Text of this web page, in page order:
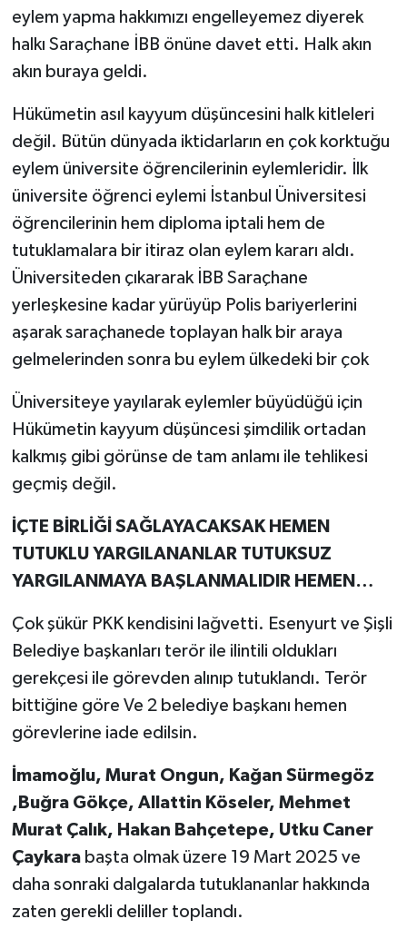
eylem yapma hakkımızı engelleyemez diyerek
halkı Saraçhane İBB önüne davet etti. Halk akın
akın buraya geldi.
Hükümetin asıl kayyum düşüncesini halk kitleleri
değil. Bütün dünyada iktidarların en çok korktuğu
eylem üniversite öğrencilerinin eylemleridir. İlk
üniversite öğrenci eylemi İstanbul Üniversitesi
öğrencilerinin hem diploma iptali hem de
tutuklamalara bir itiraz olan eylem kararı aldı.
Üniversiteden çıkararak İBB Saraçhane
yerleşkesine kadar yürüyüp Polis bariyerlerini
aşarak saraçhanede toplayan halk bir araya
gelmelerinden sonra bu eylem ülkedeki bir çok
Üniversiteye yayılarak eylemler büyüdüğü için
Hükümetin kayyum düşüncesi şimdilik ortadan
kalkmış gibi görünse de tam anlamı ile tehlikesi
geçmiş değil.
İÇTE BİRLİĞİ SAĞLAYACAKSAK HEMEN
TUTUKLU YARGILANANLAR TUTUKSUZ
YARGILANMAYA BAŞLANMALIDIR HEMEN…
Çok şükür PKK kendisini lağvetti. Esenyurt ve Şişli
Belediye başkanları terör ile ilintili oldukları
gerekçesi ile görevden alınıp tutuklandı. Terör
bittiğine göre Ve 2 belediye başkanı hemen
görevlerine iade edilsin.
İmamoğlu, Murat Ongun, Kağan Sürmegöz
,Buğra Gökçe, Allattin Köseler, Mehmet
Murat Çalık, Hakan Bahçetepe, Utku Caner
Çaykarabaşta olmak üzere 19 Mart 2025 ve
daha sonraki dalgalarda tutuklananlar hakkında
zaten gerekli deliller toplandı.